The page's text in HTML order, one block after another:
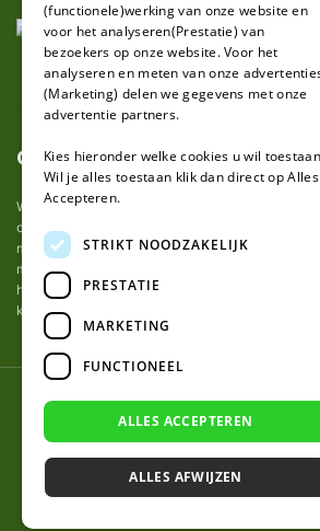
Over ons
Wij van robotmaaier-mesjes.nl doen ons
onderhoud van robot grasmaaier mesjes zo
maken. Uit ervaring merkten we hoe lastig het
messen voor een automatische grasmachine
het u makkelijk te maken om de goede mesjes
kopen.
© 2026 Robotmaaier-
(functionele)werking van onze website en
voor het analyseren(Prestatie) van
bezoekers op onze website. Voor het
analyseren en meten van onze
(Marketing) delen we gegevens met onze
advertentie partners.
Kies hieronder welke cookies u wil
Wil je alles toestaan klik dan direct op Alles
Accepteren.
STRIKT NOODZAKELIJK
PRESTATIE
MARKETING
FUNCTIONEEL
ALLES ACCEPTEREN
ALLES AFWIJZEN